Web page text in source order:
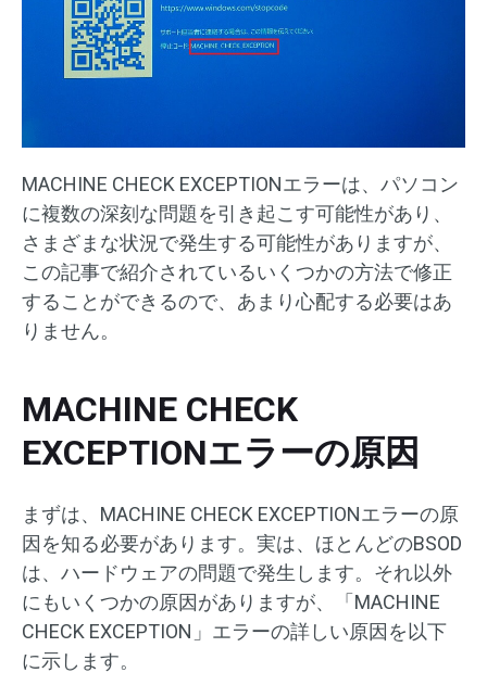
MACHINE CHECK EXCEPTIONエラーは、パソコン
に複数の深刻な問題を引き起こす可能性があり、
さまざまな状況で発生する可能性がありますが、
この記事で紹介されているいくつかの方法で修正
することができるので、あまり心配する必要はあ
りません。
MACHINE CHECK
EXCEPTIONエラーの原因
まずは、MACHINE CHECK EXCEPTIONエラーの原
因を知る必要があります。実は、ほとんどのBSOD
は、ハードウェアの問題で発生します。それ以外
にもいくつかの原因がありますが、「MACHINE
CHECK EXCEPTION」エラーの詳しい原因を以下
に示します。